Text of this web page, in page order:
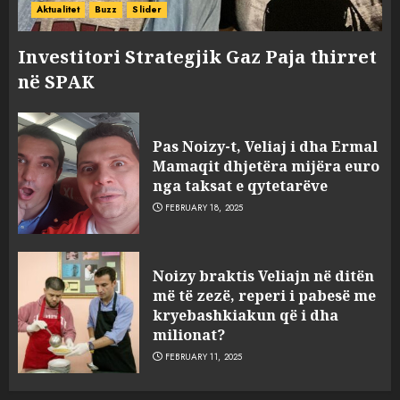
Aktualitet Buzz Slider
Investitori Strategjik Gaz Paja thirret
në SPAK
Pas Noizy-t, Veliaj i dha Ermal
Mamaqit dhjetëra mijëra euro
nga taksat e qytetarëve
FEBRUARY 18, 2025
Noizy braktis Veliajn në ditën
më të zezë, reperi i pabesë me
kryebashkiakun që i dha
milionat?
FEBRUARY 11, 2025
3
sulmuan “One Albania”,
ngjarja u fsheh. A u vodhën
serverat?
MARCH 25, 2025